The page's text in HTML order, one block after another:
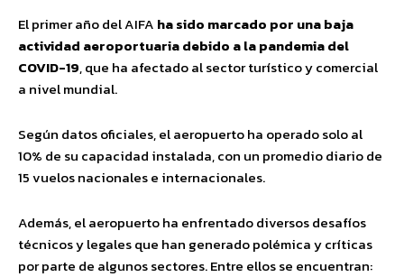
El primer año del AIFA ha sido marcado por una baja
actividad aeroportuaria debido a la pandemia del
COVID-19, que ha afectado al sector turístico y comercial
a nivel mundial.
Según datos oficiales, el aeropuerto ha operado solo al
10% de su capacidad instalada, con un promedio diario de
15 vuelos nacionales e internacionales.
Además, el aeropuerto ha enfrentado diversos desafíos
técnicos y legales que han generado polémica y críticas
por parte de algunos sectores. Entre ellos se encuentran: